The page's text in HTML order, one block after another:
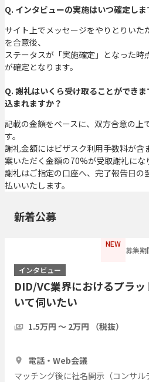
Q. インタビューの実施はいつ確定しま
サイト上でメッセージをやりとりいた
を合意後、
ステータスが「実施確定」となった
が確定となります。
Q. 謝礼はいくら受け取ることができ
込まれますか？
記載の金額をベースに、双方合意の上
す。
謝礼金額にはビザスク利用手数料が含
案いただく金額の70%が受取謝礼にな
謝礼はご指定の口座へ、完了報告日の
払いいたします。
新着公募
NEW
募集
インタビュー
DID/VC業界におけるプラ
いて伺いたい
1.5万円 〜 2万円 （税抜）
電話・Web会議
マッチング後に社名開示（コンサル